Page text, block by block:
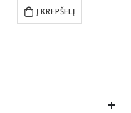
Į KREPŠELĮ